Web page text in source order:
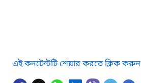
এই কনটেন্টটি শেয়ার করতে ক্লিক করুন